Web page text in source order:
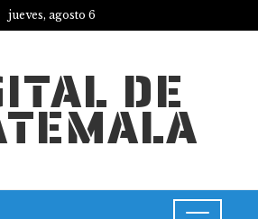
jueves, agosto 6
DE